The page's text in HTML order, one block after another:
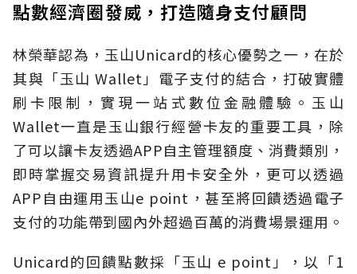
點數經濟圈發威，打造隨身支付顧問
林榮華認為，玉山Unicard的核心優勢之一，在於
其與「玉山 Wallet」電子支付的結合，打破實體
刷卡限制，實現一站式數位金融體驗。玉山
Wallet一直是玉山銀行經營卡友的重要工具，除
了可以讓卡友透過APP自主管理額度、消費類別，
即時掌握交易資訊提升用卡安全外，更可以透過
APP自由運用玉山e point，甚至將回饋透過電子
支付的功能帶到國內外超過百萬的消費場景運用。
Unicard的回饋點數採「玉山 e point」，以「1